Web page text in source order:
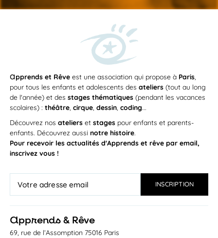
apprends et Rêve est une association qui propose à Paris,
pour tous les enfants et adolescents des ateliers (tout au long
de l'année) et des stages thématiques (pendant les vacances
scolaires) : théâtre, cirque, dessin, coding...
Découvrez nos ateliers et stages pour enfants et parents-
enfants. Découvrez aussi notre histoire.
Pour recevoir les actualités d'Apprends et rêve par email,
inscrivez vous !
apprends & Rêve
69, rue de l’Assomption 75016 Paris